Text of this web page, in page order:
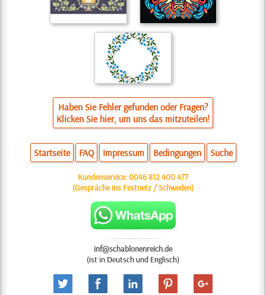
Haben Sie Fehler gefunden oder Fragen?
Klicken Sie hier, um uns das mitzuteilen!
Startseite FAQ Impressum Bedingungen Suche
Kundenservice:0046 812 400 477
(Gespräche ins Festnetz / Schweden)
inf@schablonenreich.de
(ist in Deutsch und Englisch)